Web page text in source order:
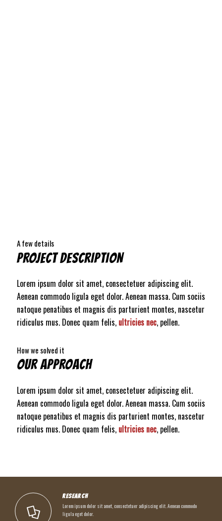
A few details
PROJECT DESCRIPTION
Lorem ipsum dolor sit amet, consectetuer adipiscing elit.
Aenean commodo ligula eget dolor. Aenean massa. Cum sociis
natoque penatibus et magnis dis parturient montes, nascetur
ridiculus mus. Donec quam felis, ultricies nec, pellen.
How we solved it
OUR APPROACH
Lorem ipsum dolor sit amet, consectetuer adipiscing elit.
Aenean commodo ligula eget dolor. Aenean massa. Cum sociis
natoque penatibus et magnis dis parturient montes, nascetur
ridiculus mus. Donec quam felis, ultricies nec, pellen.
RESEARCH
Lorem ipsum dolor sit amet, consectetuer adipiscing elit. Aenean commodo
ligula eget dolor.